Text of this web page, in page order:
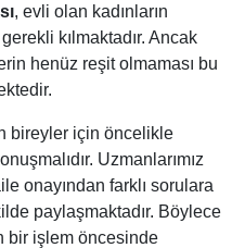
, evli olan kadınların
kılmaktadır. Ancak
henüz reşit olmaması bu
bireyler için öncelikle
Uzmanlarımız
onayından farklı sorulara
paylaşmaktadır. Böylece
bir işlem öncesinde